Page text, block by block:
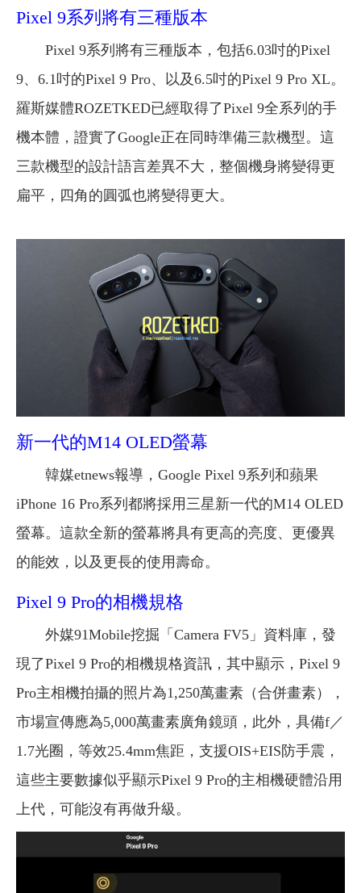
Pixel 9系列將有三種版本
Pixel 9系列將有三種版本，包括6.03吋的Pixel
9、6.1吋的Pixel 9 Pro、以及6.5吋的Pixel 9 Pro XL。
羅斯媒體ROZETKED已經取得了Pixel 9全系列的手
機本體，證實了Google正在同時準備三款機型。這
三款機型的設計語言差異不大，整個機身將變得更
扁平，四角的圓弧也將變得更大。
新一代的M14 OLED螢幕
韓媒etnews報導，Google Pixel 9系列和蘋果
iPhone 16 Pro系列都將採用三星新一代的M14 OLED
螢幕。這款全新的螢幕將具有更高的亮度、更優異
的能效，以及更長的使用壽命。
Pixel 9 Pro的相機規格
外媒91Mobile挖掘「Camera FV5」資料庫，發
現了Pixel 9 Pro的相機規格資訊，其中顯示，Pixel 9
Pro主相機拍攝的照片為1,250萬畫素（合併畫素），
市場宣傳應為5,000萬畫素廣角鏡頭，此外，具備f／
1.7光圈，等效25.4mm焦距，支援OIS+EIS防手震，
這些主要數據似乎顯示Pixel 9 Pro的主相機硬體沿用
上代，可能沒有再做升級。